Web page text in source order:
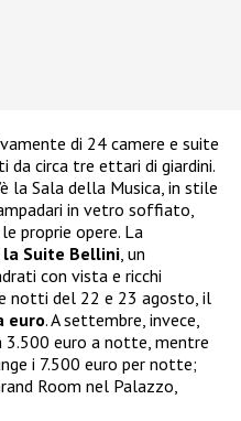
di 24 camere e suite
da circa tre ettari di giardini.
la Sala della Musica, in stile
in vetro soffiato,
proprie opere. La
Suite Bellini, un
con vista e ricchi
notti del 22 e 23 agosto, il
euro. A settembre, invece,
3.500 euro a notte, mentre
i 7.500 euro per notte;
Room nel Palazzo,